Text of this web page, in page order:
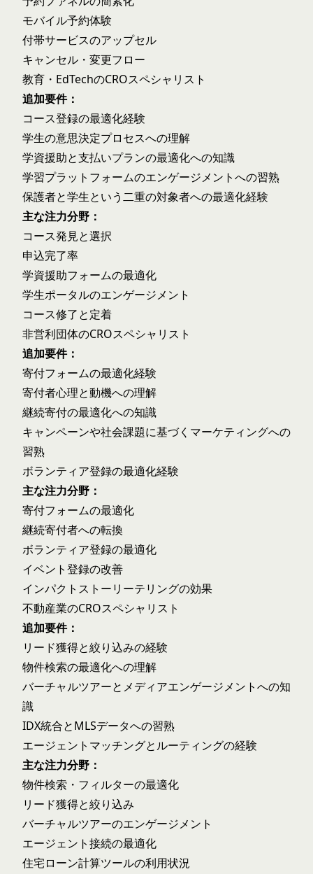
モバイル予約体験
付帯サービスのアップセル
キャンセル・変更フロー
教育・EdTechのCROスペシャリスト
追加要件：
コース登録の最適化経験
学生の意思決定プロセスへの理解
学資援助と支払いプランの最適化への知識
学習プラットフォームのエンゲージメントへの習熟
保護者と学生という二重の対象者への最適化経験
主な注力分野：
コース発見と選択
申込完了率
学資援助フォームの最適化
学生ポータルのエンゲージメント
コース修了と定着
非営利団体のCROスペシャリスト
追加要件：
寄付フォームの最適化経験
寄付者心理と動機への理解
継続寄付の最適化への知識
キャンペーンや社会課題に基づくマーケティングへの
習熟
ボランティア登録の最適化経験
主な注力分野：
寄付フォームの最適化
継続寄付者への転換
ボランティア登録の最適化
イベント登録の改善
インパクトストーリーテリングの効果
不動産業のCROスペシャリスト
追加要件：
リード獲得と絞り込みの経験
物件検索の最適化への理解
バーチャルツアーとメディアエンゲージメントへの知
識
IDX統合とMLSデータへの習熟
エージェントマッチングとルーティングの経験
主な注力分野：
物件検索・フィルターの最適化
リード獲得と絞り込み
バーチャルツアーのエンゲージメント
エージェント接続の最適化
住宅ローン計算ツールの利用状況